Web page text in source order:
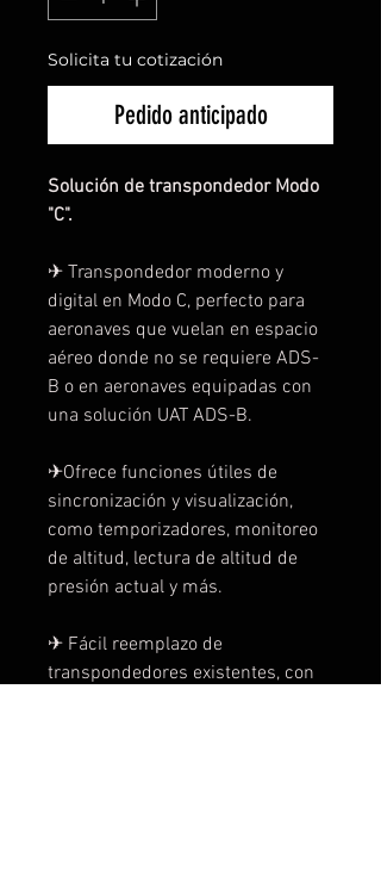
Solicita tu cotización
Pedido anticipado
Solución de transpondedor Modo
"C".
✈︎ Transpondedor moderno y
digital en Modo C, perfecto para
aeronaves que vuelan en espacio
aéreo donde no se requiere ADS-
B o en aeronaves equipadas con
una solución UAT ADS-B.
✈︎Ofrece funciones útiles de
sincronización y visualización,
como temporizadores, monitoreo
de altitud, lectura de altitud de
presión actual y más.
✈︎ Fácil reemplazo de
transpondedores existentes, con